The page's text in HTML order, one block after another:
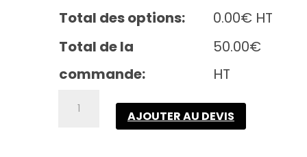
Total des options:
0.00€HT
Total de la
commande:
50.00€
HT
AJOUTER AU DEVIS